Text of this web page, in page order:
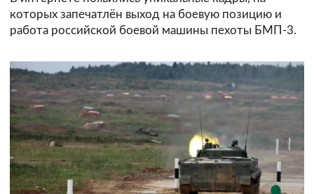
которых запечатлён выход на боевую позицию и
работа российской боевой машины пехоты БМП-3.